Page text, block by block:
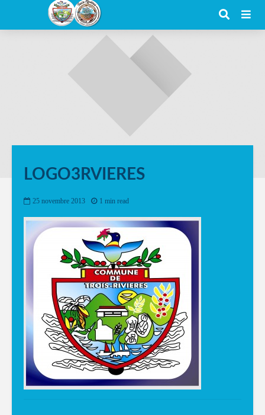
LOGO3RVIERES
25 novembre 2013 1 min read